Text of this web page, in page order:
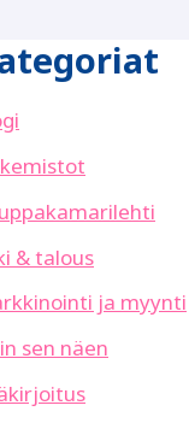
& talous
ja myynti
sen näen